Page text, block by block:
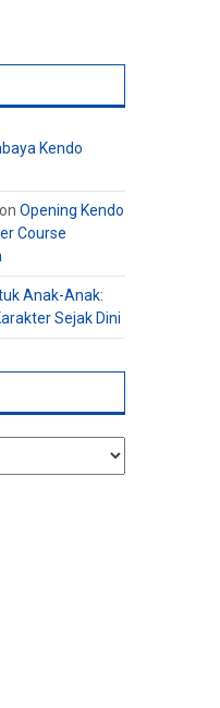
Kendo
on Opening Kendo
Course
Anak-Anak:
Sejak Dini